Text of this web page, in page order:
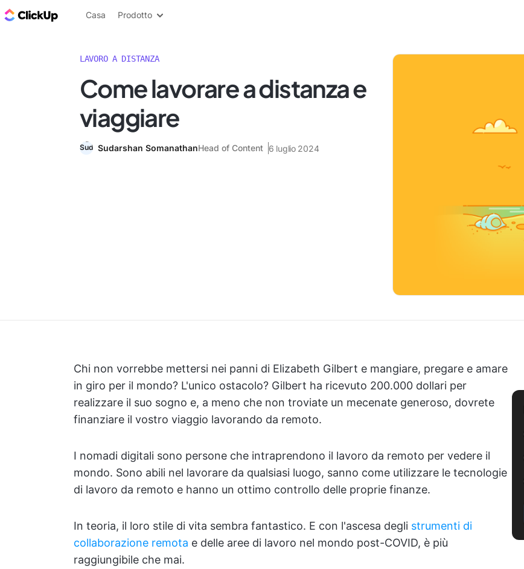
Blog di ClickUp
Casa Prodotto
LAVORO A DISTANZA
Come lavorare a distanza e
viaggiare
Sudarshan SomanathanHead of Content 6 luglio 2024
Chi non vorrebbe mettersi nei panni di Elizabeth Gilbert e mangiare, pregare e amare
in giro per il mondo? L'unico ostacolo? Gilbert ha ricevuto 200.000 dollari per
realizzare il suo sogno e, a meno che non troviate un mecenate generoso, dovrete
finanziare il vostro viaggio lavorando da remoto.
I nomadi digitali sono persone che intraprendono il lavoro da remoto per vedere il
mondo. Sono abili nel lavorare da qualsiasi luogo, sanno come utilizzare le tecnologie
di lavoro da remoto e hanno un ottimo controllo delle proprie finanze.
In teoria, il loro stile di vita sembra fantastico. E con l'ascesa degli strumenti di
collaborazione remota e delle aree di lavoro nel mondo post-COVID, è più
raggiungibile che mai.